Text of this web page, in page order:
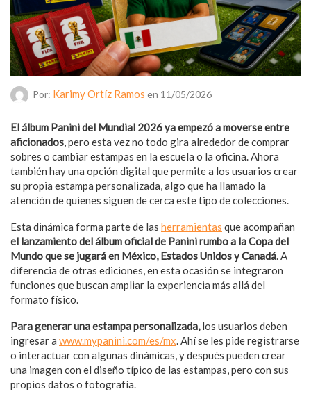
Por: Karimy Ortíz Ramos en 11/05/2026
El álbum Panini del Mundial 2026 ya empezó a moverse entre
aficionados, pero esta vez no todo gira alrededor de comprar
sobres o cambiar estampas en la escuela o la oficina. Ahora
también hay una opción digital que permite a los usuarios crear
su propia estampa personalizada, algo que ha llamado la
atención de quienes siguen de cerca este tipo de colecciones.
Esta dinámica forma parte de las herramientas que acompañan
el lanzamiento del álbum oficial de Panini rumbo a la Copa del
Mundo que se jugará en México, Estados Unidos y Canadá. A
diferencia de otras ediciones, en esta ocasión se integraron
funciones que buscan ampliar la experiencia más allá del
formato físico.
Para generar una estampa personalizada,los usuarios deben
ingresar a www.mypanini.com/es/mx. Ahí se les pide registrarse
o interactuar con algunas dinámicas, y después pueden crear
una imagen con el diseño típico de las estampas, pero con sus
propios datos o fotografía.